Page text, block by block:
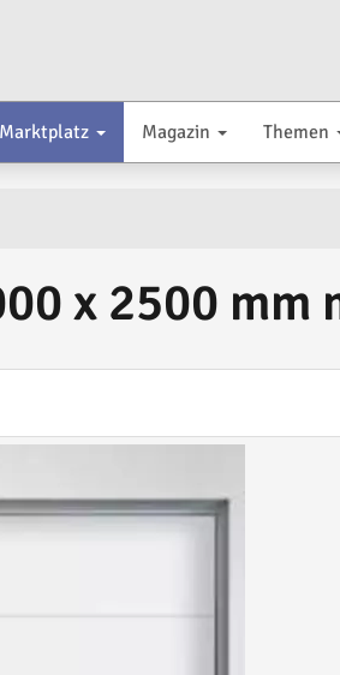
Marktplatz Magazin Themen
x 2500 mm